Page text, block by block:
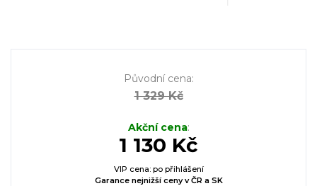
Původní cena:
1 329 Kč
Akční cena:
1 130 Kč
VIP cena: po přihlášení
Garance nejnižší ceny v ČR a SK